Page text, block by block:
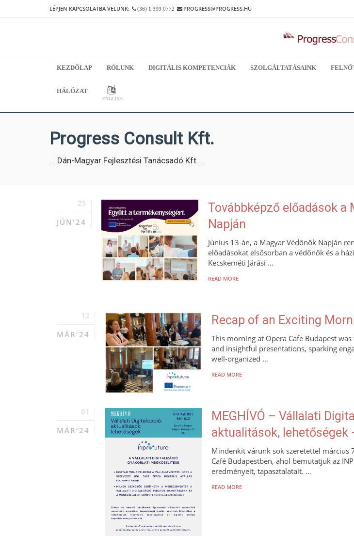
LÉPJEN KAPCSOLATBA VELÜNK: (36) 1 399 0772 PROGRESS@PROGRESS.HU
KEZDŐLAP RÓLUNK DIGITÁLIS KOMPETENCIÁK SZOLGÁLTATÁSAINK
HÁLÓZAT
ENGLISH
Progress Consult Kft.
... Dán-Magyar Fejlesztési Tanácsadó Kft....
25
JÚN'24
Továbbképző előadások a
Napján
Június 13-án, a Magyar Védőnők Napján
előadásokat elsősorban a védőnők és a
Kecskeméti Járási …
READ MORE
12
MÁR'24
Recap of an Exciting
This morning at Opera Cafe Budapest
and insightful presentations, sparking
well-organized …
READ MORE
01
MÁR'24
MEGHÍVÓ – Vállalati
aktualitások,
Mindenkit várunk sok szeretettel március
Café Budapestben, ahol bemutatjuk az
eredményeit, tapasztalatait. …
READ MORE